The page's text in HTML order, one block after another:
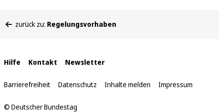
befinden
zurück zu: Regelungsvorhaben
Interne
Links
Hilfe Kontakt Newsletter
Barrierefreiheit Datenschutz Inhalte melden Impressum
© Deutscher Bundestag